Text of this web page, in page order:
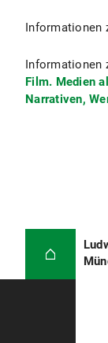
Informationen
Informationen
Film. Medien
Narrativen,